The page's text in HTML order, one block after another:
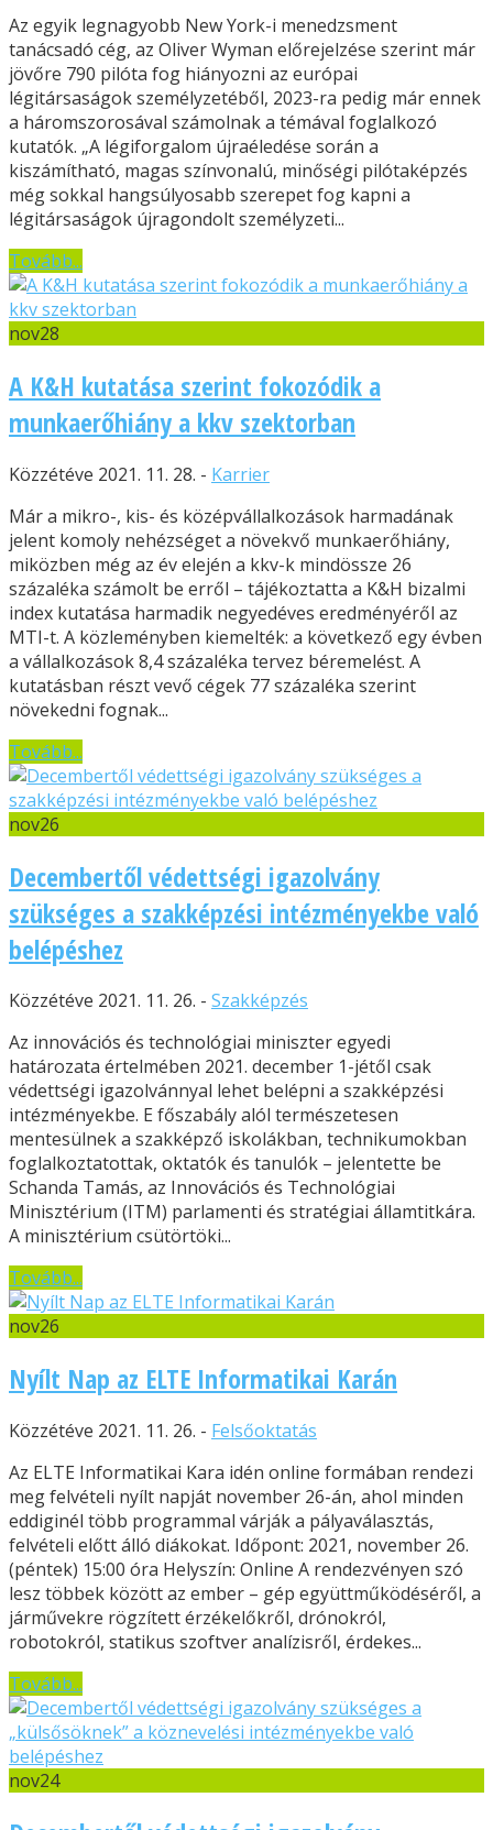
Az egyik legnagyobb New York-i menedzsment
tanácsadó cég, az Oliver Wyman előrejelzése szerint már
jövőre 790 pilóta fog hiányozni az európai
légitársaságok személyzetéből, 2023-ra pedig már ennek
a háromszorosával számolnak a témával foglalkozó
kutatók. „A légiforgalom újraéledése során a
kiszámítható, magas színvonalú, minőségi pilótaképzés
még sokkal hangsúlyosabb szerepet fog kapni a
légitársaságok újragondolt személyzeti...
Tovább...
nov28
A K&H kutatása szerint fokozódik a
munkaerőhiány a kkv szektorban
Közzétéve 2021. 11. 28. - Karrier
Már a mikro-, kis- és középvállalkozások harmadának
jelent komoly nehézséget a növekvő munkaerőhiány,
miközben még az év elején a kkv-k mindössze 26
százaléka számolt be erről – tájékoztatta a K&H bizalmi
index kutatása harmadik negyedéves eredményéről az
MTI-t. A közleményben kiemelték: a következő egy évben
a vállalkozások 8,4 százaléka tervez béremelést. A
kutatásban részt vevő cégek 77 százaléka szerint
növekedni fognak...
Tovább...
nov26
Decembertől védettségi igazolvány
szükséges a szakképzési intézményekbe való
belépéshez
Közzétéve 2021. 11. 26. - Szakképzés
Az innovációs és technológiai miniszter egyedi
határozata értelmében 2021. december 1-jétől csak
védettségi igazolvánnyal lehet belépni a szakképzési
intézményekbe. E főszabály alól természetesen
mentesülnek a szakképző iskolákban, technikumokban
foglalkoztatottak, oktatók és tanulók – jelentette be
Schanda Tamás, az Innovációs és Technológiai
Minisztérium (ITM) parlamenti és stratégiai államtitkára.
A minisztérium csütörtöki...
Tovább...
nov26
Nyílt Nap az ELTE Informatikai Karán
Közzétéve 2021. 11. 26. - Felsőoktatás
Az ELTE Informatikai Kara idén online formában rendezi
meg felvételi nyílt napját november 26-án, ahol minden
eddiginél több programmal várják a pályaválasztás,
felvételi előtt álló diákokat. Időpont: 2021, november 26.
(péntek) 15:00 óra Helyszín: Online A rendezvényen szó
lesz többek között az ember – gép együttműködéséről, a
járművekre rögzített érzékelőkről, drónokról,
robotokról, statikus szoftver analízisről, érdekes...
Tovább...
nov24